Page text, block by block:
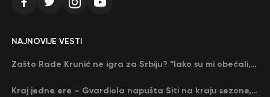
NAJNOVIJE VESTI
Zašto Rade Krunić ne igra za Srbiju? “Iako su mi obećali, niko me nije zvao…”
Kraj jedne ere – Gvardiola napušta Siti na kraju sezone, menja ga njegov nekadašnji rival